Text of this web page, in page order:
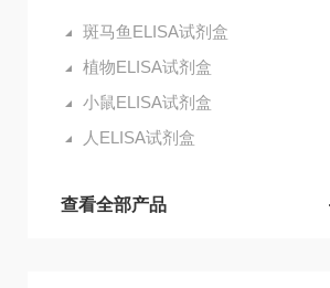
斑马鱼ELISA试剂盒
植物ELISA试剂盒
小鼠ELISA试剂盒
人ELISA试剂盒
查看全部产品